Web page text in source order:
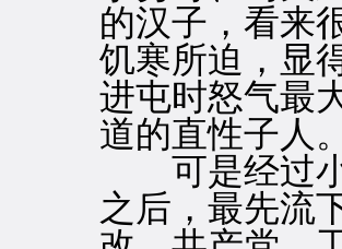
的汉子，看来
饥寒所迫，显
进屯时怒气最
道的直性子人。
可是经过小
之后，最先流